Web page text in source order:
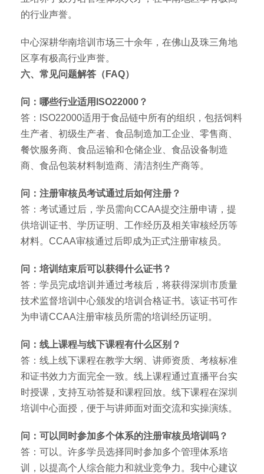
的行业声誉。
中心深耕华南培训市场三十余年，在佛山及珠三角地
区享有极高行业声誉。
六、常见问题解答（FAQ）
问：哪些行业适用ISO22000？
答：ISO22000适用于食品链中所有的组织，包括饲料
生产者、初级生产者、食品制造加工企业、零售商、
餐饮服务商、食品运输和仓储企业、食品设备制造
商、食品包装材料制造商、清洁剂生产商等。
问：注册审核员考试通过后如何注册？
答：考试通过后，学员需向CCAA提交注册申请，提
供培训证书、学历证明、工作经历及相关审核经历等
材料。CCAA审核通过后即成为正式注册审核员。
问：培训结束后可以获得什么证书？
答：学员完成培训并通过考核后，将获得深圳市质量
技术监督培训中心颁发的培训合格证书。该证书可作
为申请CCAA注册审核员所需的培训经历证明。
问：线上课程与线下课程有什么区别？
答：线上线下课程在教学大纲、讲师资质、考核标准
和证书效力方面完全一致。线上课程通过直播平台实
时授课，支持互动答疑和课程回放。线下课程在深圳
培训中心面授，便于与讲师面对面交流和实操演练。
问：可以同时参加多个体系的注册审核员培训吗？
答：可以。许多学员选择同时参加多个管理体系培
训，以提高个人综合能力和就业竞争力。我中心建议